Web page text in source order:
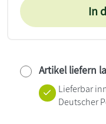
In
Artikel liefern
Lieferbar
Deutscher